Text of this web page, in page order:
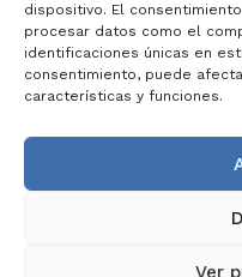
dispositivo. El
procesar datos como el
identificaciones únicas en
consentimiento, puede
características y funciones.
Ver
INFORMACIÓN LEGAL